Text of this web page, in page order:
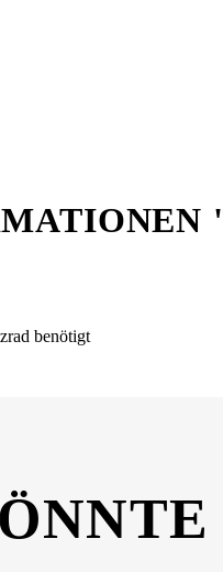
benötigt